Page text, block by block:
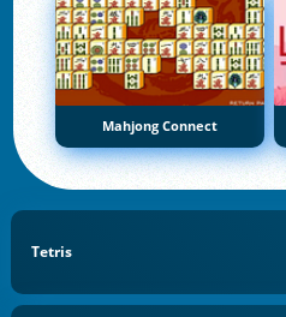
Mahjong Connect
Tetris